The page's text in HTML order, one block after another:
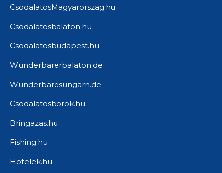
CsodalatosMagyarorszag.hu
Csodalatosbalaton.hu
Csodalatosbudapest.hu
Wunderbarerbalaton.de
Wunderbaresungarn.de
Csodalatosborok.hu
Bringazas.hu
Fishing.hu
Hotelek.hu